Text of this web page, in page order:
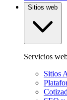
Sitios web
Servicios
Sitios